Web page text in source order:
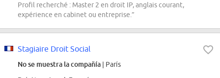
Profil recherché : Master 2 en droit IP, anglais courant,
expérience en cabinet ou entreprise.”
Stagiaire Droit Social
No se muestra la compañía | París